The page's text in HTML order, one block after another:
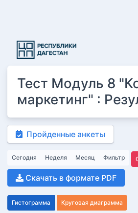
Тест Модуль 8
маркетинг" :
Пройденные анкеты
Скачать в формате PDF